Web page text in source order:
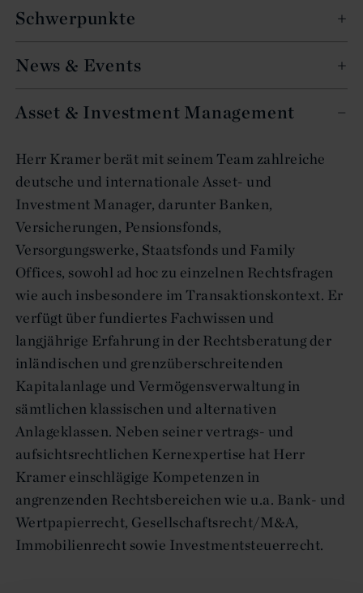
Asset & Investment Management
Herr Kramer berät mit seinem Team zahlreiche
deutsche und internationale Asset- und
Investment Manager, darunter Banken,
Versicherungen, Pensionsfonds,
Versorgungswerke, Staatsfonds und Family
Offices, sowohl ad hoc zu einzelnen Rechtsfragen
wie auch insbesondere im Transaktionskontext. Er
verfügt über fundiertes Fachwissen und
langjährige Erfahrung in der Rechtsberatung der
inländischen und grenzüberschreitenden
Kapitalanlage und Vermögensverwaltung in
sämtlichen klassischen und alternativen
Anlageklassen. Neben seiner vertrags- und
aufsichtsrechtlichen Kernexpertise hat Herr
Kramer einschlägige Kompetenzen in
angrenzenden Rechtsbereichen wie u.a. Bank- und
Wertpapierrecht, Gesellschaftsrecht/M&A,
Immobilienrecht sowie Investmentsteuerrecht.
Schwerpunkte
News & Events